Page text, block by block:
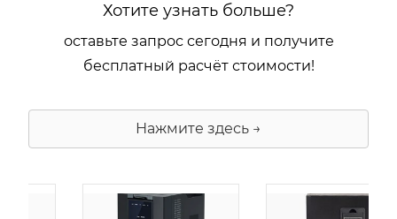
Хотите узнать больше?
оставьте запрос сегодня и получите
бесплатный расчёт стоимости!
Нажмите здесь →